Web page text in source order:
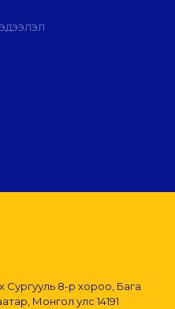
8-р хороо, Бага
Монгол улс 14191